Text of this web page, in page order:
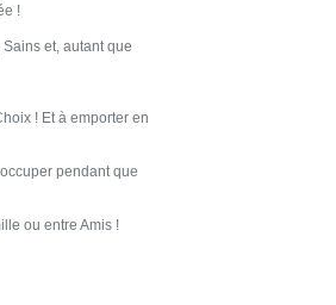
!
et, autant que
! Et à emporter en
pendant que
ou entre Amis !